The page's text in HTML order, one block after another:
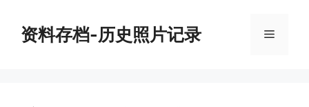
资料存档-历史照片记录 菜